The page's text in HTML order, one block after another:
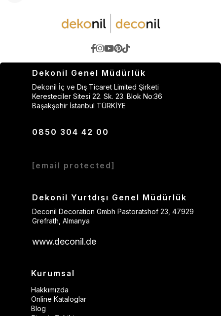
Dekonil Genel Müdürlük
Dekonil İç ve Dış Ticaret Limited Şirketi
Keresteciler Sitesi 22. Sk. 23. Blok No:36
Başakşehir İstanbul TÜRKİYE
0850 304 42 00
[email protected]
Dekonil Yurtdışı Genel Müdürlük
Deconil Decoration Gmbh Pastoratshof 23, 47929
Grefrath, Almanya
www.deconil.de
Kurumsal
Hakkımızda
Online Kataloglar
Blog